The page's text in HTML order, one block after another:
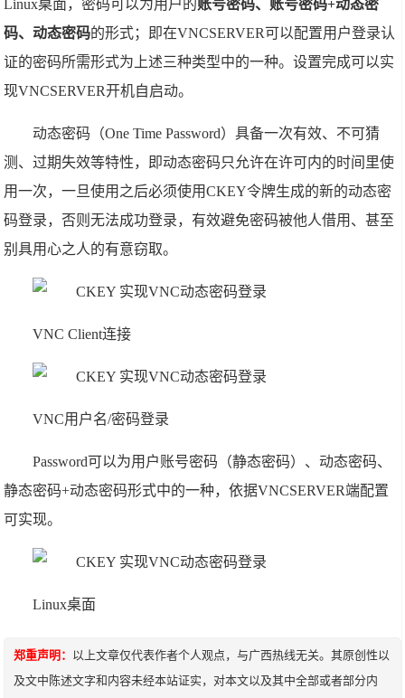
Linux桌面，密码可以为用户的账号密码、账号密码+动态密
码、动态密码的形式；即在VNCSERVER可以配置用户登录认
证的密码所需形式为上述三种类型中的一种。设置完成可以实
现VNCSERVER开机自启动。
动态密码（One Time Password）具备一次有效、不可猜
测、过期失效等特性，即动态密码只允许在许可内的时间里使
用一次，一旦使用之后必须使用CKEY令牌生成的新的动态密
码登录，否则无法成功登录，有效避免密码被他人借用、甚至
别具用心之人的有意窃取。
VNC Client连接
VNC用户名/密码登录
Password可以为用户账号密码（静态密码）、动态密码、
静态密码+动态密码形式中的一种，依据VNCSERVER端配置
可实现。
Linux桌面
郑重声明： 以上文章仅代表作者个人观点，与广西热线无关。其原创性以
及文中陈述文字和内容未经本站证实，对本文以及其中全部或者部分内